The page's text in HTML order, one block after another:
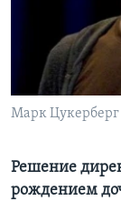
Learning
СОЦИАЛЬНЫЕ СЕТИ
Языки
Марк Цукерберг
Решение
рождением